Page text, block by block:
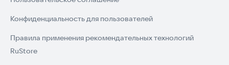
Конфиденциальность для пользователей
Правила применения рекомендательных технологий
RuStore